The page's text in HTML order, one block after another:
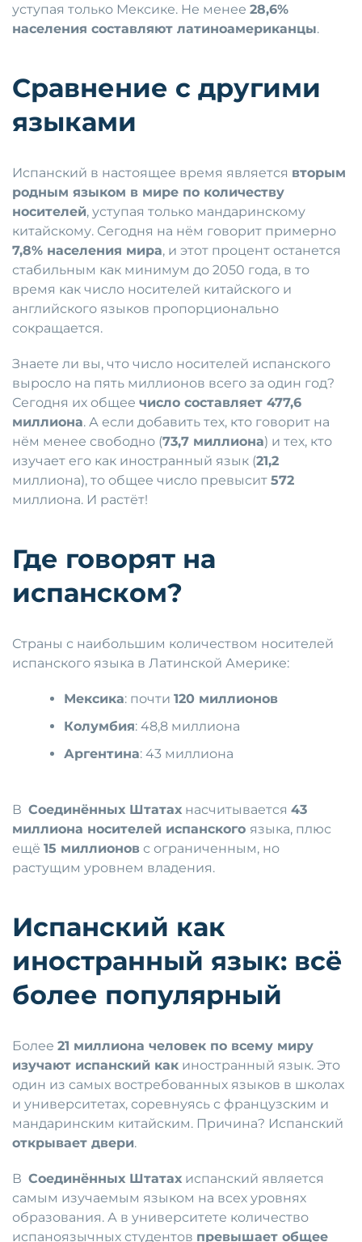
уступая только Мексике. Не менее 28,6%
населения составляют латиноамериканцы.
Сравнение с другими
языками
Испанский в настоящее время является вторым
родным языком в мире по количеству
носителей, уступая только мандаринскому
китайскому. Сегодня на нём говорит примерно
7,8% населения мира, и этот процент останется
стабильным как минимум до 2050 года, в то
время как число носителей китайского и
английского языков пропорционально
сокращается.
Знаете ли вы, что число носителей испанского
выросло на пять миллионов всего за один год?
Сегодня их общее число составляет 477,6
миллиона. А если добавить тех, кто говорит на
нём менее свободно (73,7 миллиона) и тех, кто
изучает его как иностранный язык (21,2
миллиона), то общее число превысит 572
миллиона. И растёт!
Где говорят на
испанском?
Страны с наибольшим количеством носителей
испанского языка в Латинской Америке:
Мексика: почти120 миллионов
Колумбия: 48,8 миллиона
Аргентина: 43 миллиона
В Соединённых Штатах насчитывается 43
миллиона носителей испанского языка, плюс
ещё 15 миллионов с ограниченным, но
растущим уровнем владения.
Испанский как
иностранный язык: всё
более популярный
Более 21 миллиона человек по всему миру
изучают испанский как иностранный язык. Это
один из самых востребованных языков в школах
и университетах, соревнуясь с французским и
мандаринским китайским. Причина? Испанский
открывает двери.
В Соединённых Штатах испанский является
самым изучаемым языком на всех уровнях
образования. А в университете количество
испаноязычных студентов превышает общее